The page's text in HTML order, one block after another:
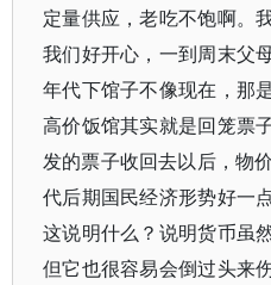
定量供应，老吃不饱啊。
我们好开心，一到周末父
年代下馆子不像现在，那
高价饭馆其实就是回笼票
发的票子收回去以后，物
代后期国民经济形势好一
这说明什么？说明货币虽
但它也很容易会倒过头来